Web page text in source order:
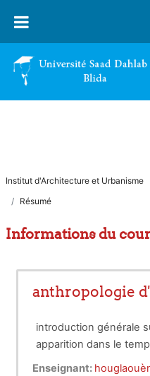
Institut d'Architecture et Urbanisme
Résumé
Informations du
anthropologie
introduction générale
apparition dans le
Enseignant: